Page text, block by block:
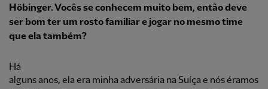
Höbinger. Vocês se conhecem muito bem, então deve
ser bom ter um rosto familiar e jogar no mesmo time
que ela também?
Há
alguns anos, ela era minha adversária na Suíça e nós éramos